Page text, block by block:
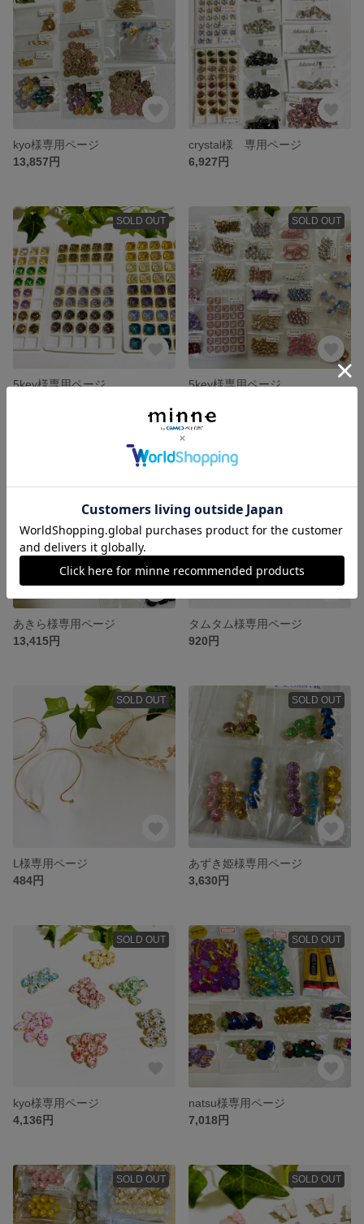
kyo様専用ページ
13,857円
crystal様 専用ページ
6,927円
SOLD OUT
5key様専用ページ
SOLD OUT
5key様専用ページ
SOLD OUT
あきら様専用ページ
13,415円
タムタム様専用ページ
920円
SOLD OUT
L様専用ページ
484円
SOLD OUT
あずき姫様専用ページ
3,630円
SOLD OUT
kyo様専用ページ
4,136円
SOLD OUT
natsu様専用ページ
7,018円
SOLD OUT SOLD OUT